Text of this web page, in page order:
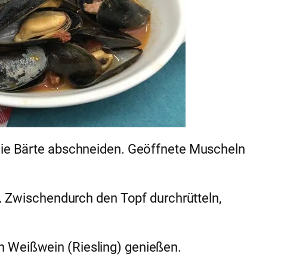
Bärte abschneiden. Geöffnete Muscheln
den Topf durchrütteln,
Weißwein (Riesling) genießen.